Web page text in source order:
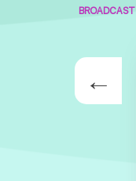
BROADCAST